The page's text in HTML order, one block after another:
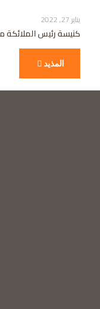
يناير 27, 2022
كنيسة رئيس الملائكة
المذيد